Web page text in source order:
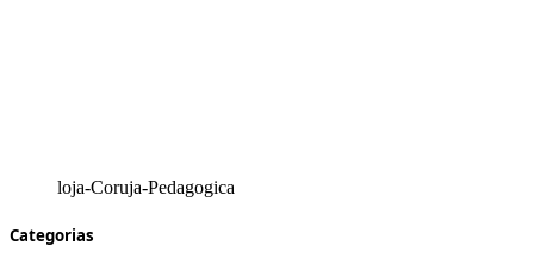
loja-Coruja-Pedagogica
Categorias